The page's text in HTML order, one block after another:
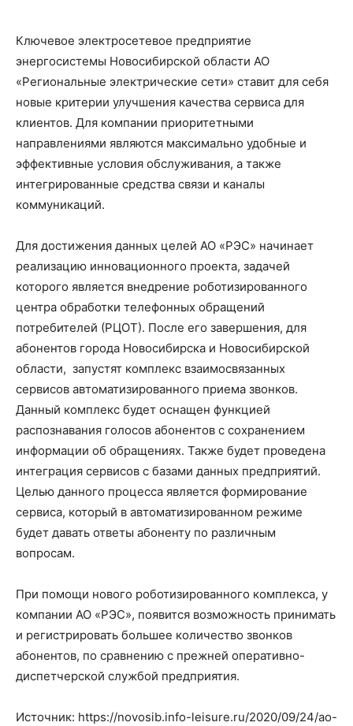
Ключевое электросетевое предприятие
энергосистемы Новосибирской области АО
«Региональные электрические сети» ставит для себя
новые критерии улучшения качества сервиса для
клиентов. Для компании приоритетными
направлениями являются максимально удобные и
эффективные условия обслуживания, а также
интегрированные средства связи и каналы
коммуникаций.
Для достижения данных целей АО «РЭС» начинает
реализацию инновационного проекта, задачей
которого является внедрение роботизированного
центра обработки телефонных обращений
потребителей (РЦОТ). После его завершения, для
абонентов города Новосибирска и Новосибирской
области, запустят комплекс взаимосвязанных
сервисов автоматизированного приема звонков.
Данный комплекс будет оснащен функцией
распознавания голосов абонентов с сохранением
информации об обращениях. Также будет проведена
интеграция сервисов с базами данных предприятий.
Целью данного процесса является формирование
сервиса, который в автоматизированном режиме
будет давать ответы абоненту по различным
вопросам.
При помощи нового роботизированного комплекса, у
компании АО «РЭС», появится возможность принимать
и регистрировать большее количество звонков
абонентов, по сравнению с прежней оперативно-
диспетчерской службой предприятия.
Источник: https://novosib.info-leisure.ru/2020/09/24/ao-